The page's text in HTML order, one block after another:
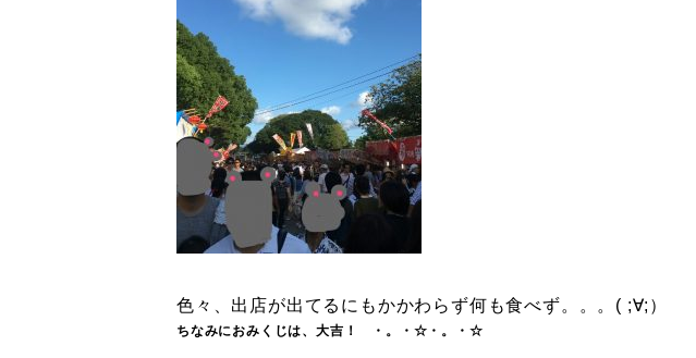
色々、出店が出てるにもかかわらず何も食べず。。。( ;∀;）
ちなみにおみくじは、大吉！ ・。・☆・。・☆